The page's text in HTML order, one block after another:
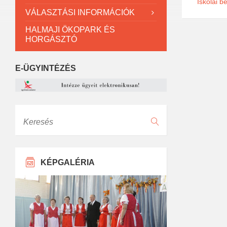
VÁLASZTÁSI INFORMÁCIÓK
HALMAJI ÖKOPARK ÉS
HORGÁSZTÓ
E-ÜGYINTÉZÉS
KÉPGALÉRIA